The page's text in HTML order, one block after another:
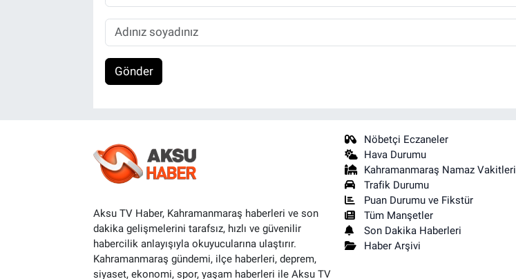
Gönder
Aksu TV Haber, Kahramanmaraş haberleri ve son
dakika gelişmelerini tarafsız, hızlı ve güvenilir
habercilik anlayışıyla okuyucularına ulaştırır.
Kahramanmaraş gündemi, ilçe haberleri, deprem,
siyaset, ekonomi, spor, yaşam haberleri ile Aksu TV
Nöbetçi Eczaneler
Hava Durumu
Kahramanmaraş Namaz Vakitleri
Trafik Durumu
Puan Durumu ve Fikstür
Tüm Manşetler
Son Dakika Haberleri
Haber Arşivi